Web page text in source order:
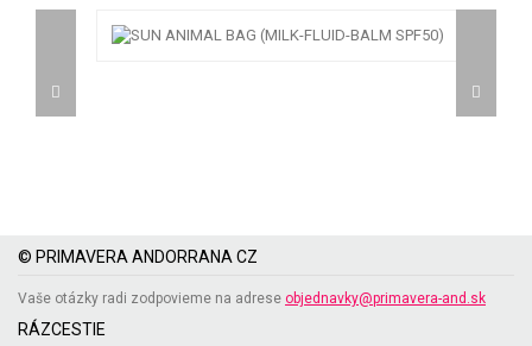
© PRIMAVERA ANDORRANA CZ
Vaše otázky radi zodpovieme na adrese objednavky@primavera-and.sk
RÁZCESTIE